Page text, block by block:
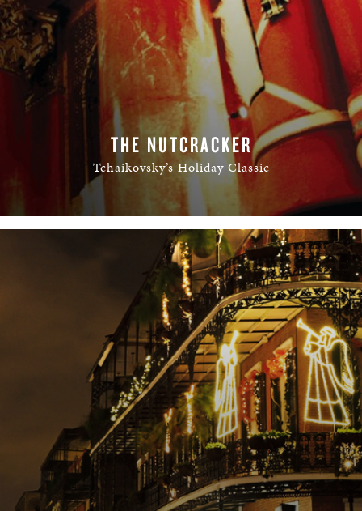
THE NUTCRACKER
Tchaikovsky’s Holiday Classic